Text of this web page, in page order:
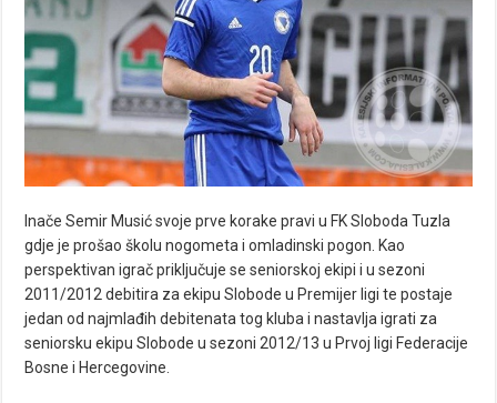
Inače Semir Musić svoje prve korake pravi u FK Sloboda Tuzla
gdje je prošao školu nogometa i omladinski pogon. Kao
perspektivan igrač priključuje se seniorskoj ekipi i u sezoni
2011/2012 debitira za ekipu Slobode u Premijer ligi te postaje
jedan od najmlađih debitenata tog kluba i nastavlja igrati za
seniorsku ekipu Slobode u sezoni 2012/13 u Prvoj ligi Federacije
Bosne i Hercegovine.